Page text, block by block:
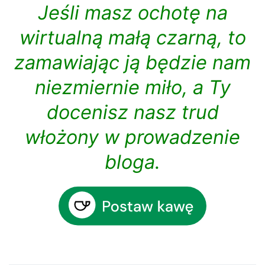
Jeśli masz ochotę na
wirtualną małą czarną, to
zamawiając ją będzie nam
niezmiernie miło, a Ty
docenisz nasz trud
włożony w prowadzenie
bloga.